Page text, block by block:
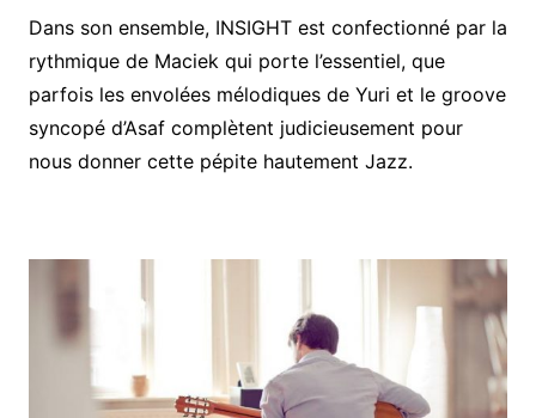
Dans son ensemble, INSIGHT est confectionné par la
rythmique de Maciek qui porte l’essentiel, que
parfois les envolées mélodiques de Yuri et le groove
syncopé d’Asaf complètent judicieusement pour
nous donner cette pépite hautement Jazz.